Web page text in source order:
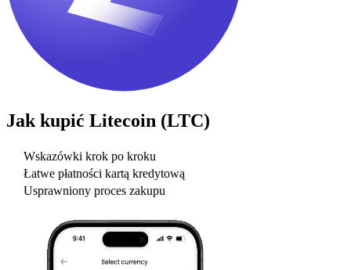
Jak kupić Litecoin (LTC)
Wskazówki krok po kroku
Łatwe płatności kartą kredytową
Usprawniony proces zakupu